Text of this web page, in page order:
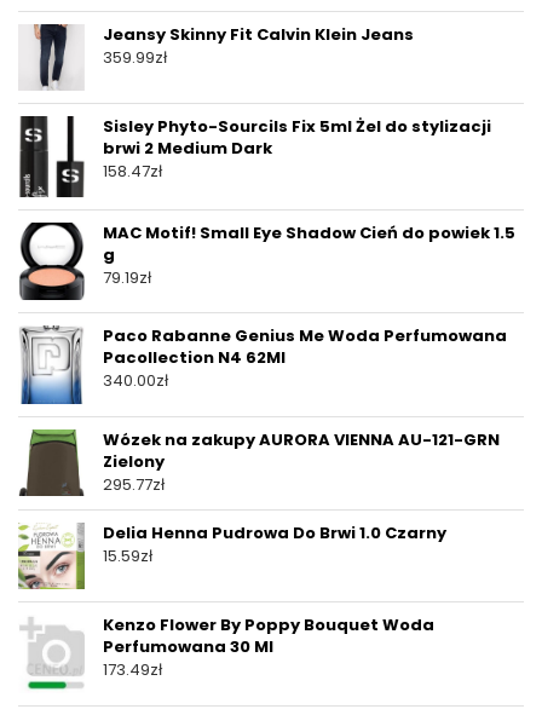
Jeansy Skinny Fit Calvin Klein Jeans
359.99zł
Sisley Phyto-Sourcils Fix 5ml Żel do stylizacji
brwi 2 Medium Dark
158.47zł
MAC Motif! Small Eye Shadow Cień do powiek 1.5
g
79.19zł
Paco Rabanne Genius Me Woda Perfumowana
Pacollection N4 62Ml
340.00zł
Wózek na zakupy AURORA VIENNA AU-121-GRN
Zielony
295.77zł
Delia Henna Pudrowa Do Brwi 1.0 Czarny
15.59zł
Kenzo Flower By Poppy Bouquet Woda
Perfumowana 30 Ml
173.49zł